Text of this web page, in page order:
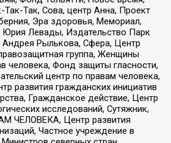
Так-Так, Сова, центр Анна, Проект
Эра здоровья, Мемориал,
Юрия Левады, Издательство Парк
Андрея Рылькова, Сфера, Центр
группа, Женщины
человека, Фонд защиты гласности,
центр по правам человека,
развития гражданских инициатив
Гражданское действие, Центр
исследований, Сутяжник,
ЧЕЛОВЕКА, Центр развития
Частное учреждение в